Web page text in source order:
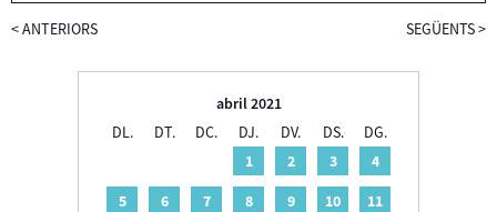
<ANTERIORS SEGÜENTS>
abril 2021
DL.
DT. DC. DJ. DV. DS.
DG.
1
2 3
4
5
6 7 8 9 10
11